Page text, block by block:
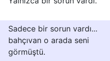
Sadece bir sorun vardı...
bahçıvan o arada seni
görmüştü.